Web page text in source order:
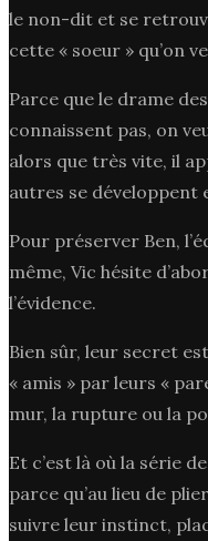
le non-dit et se
cette « soeur » qu’on
Parce que le drame
connaissent pas, on
alors que très vite, il
autres se développent
Pour préserver Ben,
même, Vic hésite
l’évidence.
Bien sûr, leur secret
« amis » par leurs «
mur, la rupture ou la
Et c’est là où la série
parce qu’au lieu de
suivre leur instinct,